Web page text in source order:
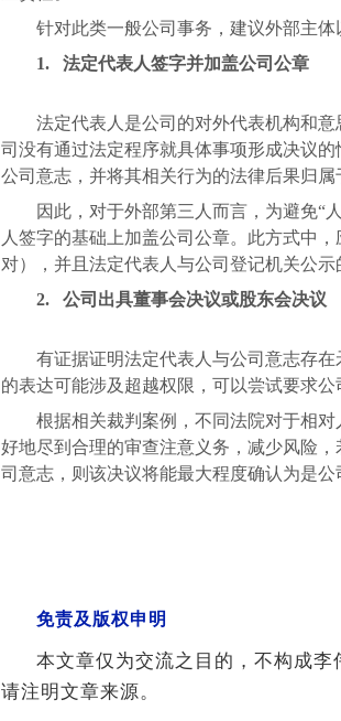
针对此类一般公司事务，建议外部主
1.
法定代表人签字并加盖公司公章
法定代表人是公司的对外代表机构和
司没有通过法定程序就具体事项形成决议
公司意志，并将其相关行为的法律后果归属
因此，对于外部第三人而言，为避免“
人签字的基础上加盖公司公章。此方式中
对），并且法定代表人与公司登记机关公示
2.
公司出具董事会决议或股东会决议
有证据证明法定代表人与公司意志存
的表达可能涉及超越权限，可以尝试要求公
根据相关裁判案例，不同法院对于相
好地尽到合理的审查注意义务，减少风险
司意志，则该决议将能最大程度确认为是公
免责及版权申明
本文章仅为交流之目的，不构成
请注明文章来源。